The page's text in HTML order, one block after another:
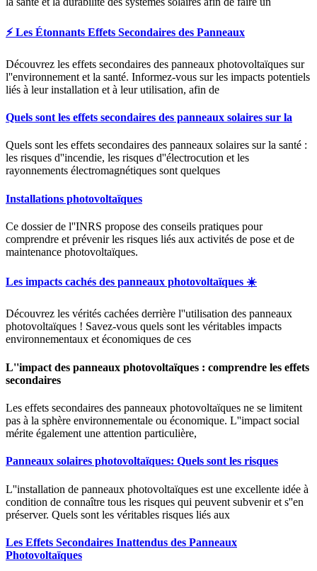
⚡️ Les Étonnants Effets Secondaires des Panneaux
Découvrez les effets secondaires des panneaux photovoltaïques sur
l''environnement et la santé. Informez-vous sur les impacts potentiels
liés à leur installation et à leur utilisation, afin de
Quels sont les effets secondaires des panneaux solaires sur la
Quels sont les effets secondaires des panneaux solaires sur la santé :
les risques d''incendie, les risques d''électrocution et les
rayonnements électromagnétiques sont quelques
Installations photovoltaïques
Ce dossier de l''INRS propose des conseils pratiques pour
comprendre et prévenir les risques liés aux activités de pose et de
maintenance photovoltaïques.
Les impacts cachés des panneaux photovoltaïques ☀️
Découvrez les vérités cachées derrière l''utilisation des panneaux
photovoltaïques ! Savez-vous quels sont les véritables impacts
environnementaux et économiques de ces
L''impact des panneaux photovoltaïques : comprendre les effets
secondaires
Les effets secondaires des panneaux photovoltaïques ne se limitent
pas à la sphère environnementale ou économique. L''impact social
mérite également une attention particulière,
Panneaux solaires photovoltaïques: Quels sont les risques
L''installation de panneaux photovoltaïques est une excellente idée à
condition de connaître tous les risques qui peuvent subvenir et s''en
préserver. Quels sont les véritables risques liés aux
Les Effets Secondaires Inattendus des Panneaux
Photovoltaïques